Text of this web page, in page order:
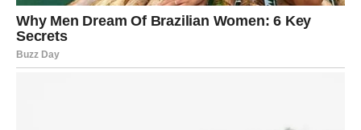
smirenje. Ako ste sumnjali u nečiju ljubav – dolazi
potvrda. Možda neće biti spektakularno, ali biće iskreno.